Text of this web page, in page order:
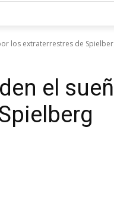
los extraterrestres de
el